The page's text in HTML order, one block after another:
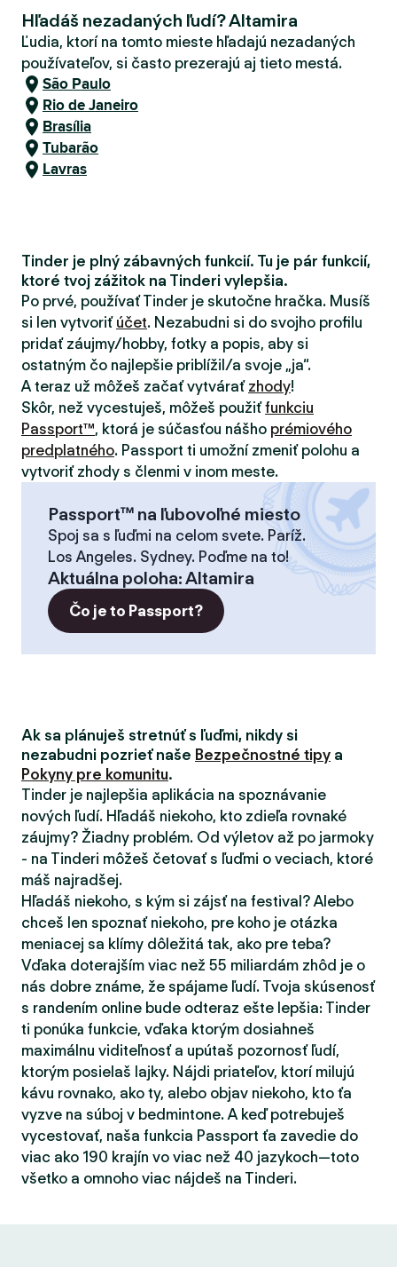
Hľadáš nezadaných ľudí? Altamira
Ľudia, ktorí na tomto mieste hľadajú nezadaných
používateľov, si často prezerajú aj tieto mestá.
São Paulo
Rio de Janeiro
Brasília
Tubarão
Lavras
Tinder je plný zábavných funkcií. Tu je pár funkcií,
ktoré tvoj zážitok na Tinderi vylepšia.
Po prvé, používať Tinder je skutočne hračka. Musíš
si len vytvoriť účet. Nezabudni si do svojho profilu
pridať záujmy/hobby, fotky a popis, aby si
ostatným čo najlepšie priblížil/a svoje „ja“.
A teraz už môžeš začať vytvárať zhody!
Skôr, než vycestuješ, môžeš použiťfunkciu
Passport™, ktorá je súčasťou nášho prémiového
predplatného. Passport ti umožní zmeniť polohu a
vytvoriť zhody s členmi v inom meste.
Passport™ na ľubovoľné miesto
Spoj sa s ľuďmi na celom svete. Paríž.
Los Angeles. Sydney. Poďme na to!
Aktuálna poloha:Altamira
Čo je to Passport?
Ak sa plánuješ stretnúť s ľuďmi, nikdy si
nezabudni pozrieť naše Bezpečnostné tipy a
Pokyny pre komunitu.
Tinder je najlepšia aplikácia na spoznávanie
nových ľudí. Hľadáš niekoho, kto zdieľa rovnaké
záujmy? Žiadny problém. Od výletov až po jarmoky
- na Tinderi môžeš četovať s ľuďmi o veciach, ktoré
máš najradšej.
Hľadáš niekoho, s kým si zájsť na festival? Alebo
chceš len spoznať niekoho, pre koho je otázka
meniacej sa klímy dôležitá tak, ako pre teba?
Vďaka doterajším viac než 55 miliardám zhôd je o
nás dobre známe, že spájame ľudí. Tvoja skúsenosť
s randením online bude odteraz ešte lepšia: Tinder
ti ponúka funkcie, vďaka ktorým dosiahneš
maximálnu viditeľnosť a upútaš pozornosť ľudí,
ktorým posielaš lajky. Nájdi priateľov, ktorí milujú
kávu rovnako, ako ty, alebo objav niekoho, kto ťa
vyzve na súboj v bedmintone. A keď potrebuješ
vycestovať, naša funkcia Passport ťa zavedie do
viac ako 190 krajín vo viac než 40 jazykoch—toto
všetko a omnoho viac nájdeš na Tinderi.